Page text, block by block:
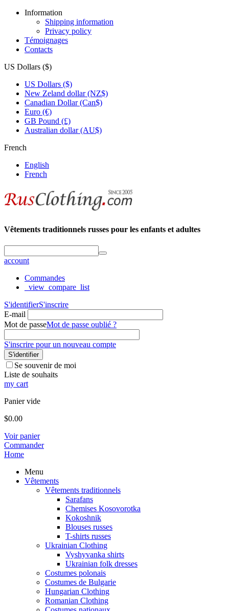
Information
Shipping information
Privacy policy
Témoignages
Contacts
US Dollars ($)
US Dollars ($)
New Zeland dollar (NZ$)
Canadian Dollar (Can$)
Euro (€)
GB Pound (£)
Australian dollar (AU$)
French
English
French
Vêtements traditionnels russes pour les enfants et adultes
account
Commandes
_view_compare_list
S'identifierS'inscrire
E-mail
Mot de passeMot de passe oublié ?
S'inscrire pour un nouveau compte
S'identifier
Se souvenir de moi
Liste de souhaits
my cart
Panier vide
$0.00
Voir panier
Commander
Home
Menu
Vêtements
Vêtements traditionnels
Sarafans
Chemises Kosovorotka
Kokoshnik
Blouses russes
T-shirts russes
Ukrainian Clothing
Vyshyvanka shirts
Ukrainian folk dresses
Costumes polonais
Costumes de Bulgarie
Hungarian Clothing
Romanian Clothing